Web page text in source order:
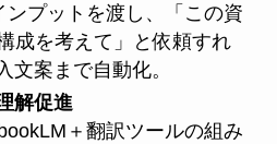
プットを渡し、「この資
成を考えて」と依頼すれ
文案まで自動化。
解促進
＋翻訳ツールの組み